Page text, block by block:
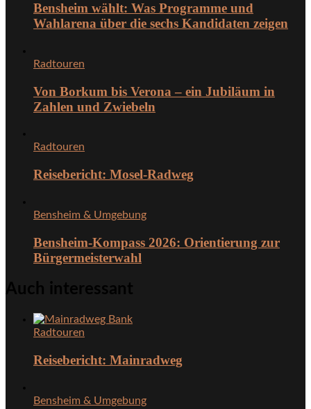
Bensheim wählt: Was Programme und
Wahlarena über die sechs Kandidaten zeigen
Radtouren
Von Borkum bis Verona – ein Jubiläum in
Zahlen und Zwiebeln
Radtouren
Reisebericht: Mosel-Radweg
Bensheim & Umgebung
Bensheim-Kompass 2026: Orientierung zur
Bürgermeisterwahl
Auch interessant
Radtouren
Reisebericht: Mainradweg
Bensheim & Umgebung